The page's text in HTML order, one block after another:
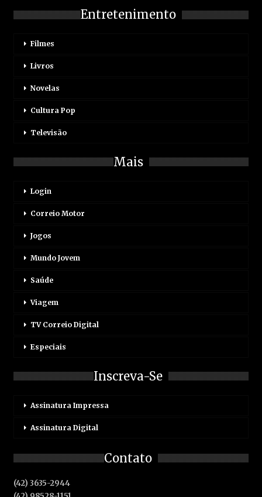
Entretenimento
Filmes
Livros
Novelas
Cultura Pop
Televisão
Mais
Login
Correio Motor
Jogos
Mundo Jovem
Saúde
Viagem
TV Correio Digital
Especiais
Inscreva-Se
Assinatura Impressa
Assinatura Digital
Contato
(42) 3635-2944